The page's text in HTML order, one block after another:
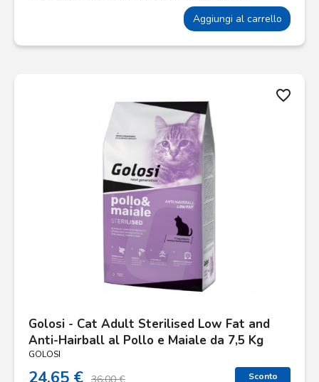
Aggiungi al carrello
favorite_border
Golosi - Cat Adult Sterilised Low Fat and
Anti-Hairball al Pollo e Maiale da 7,5 Kg
GOLOSI
24.65 €
Sconto